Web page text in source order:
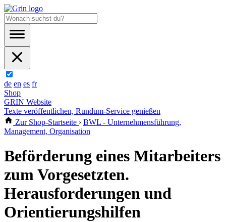
de en es fr
Shop
GRIN Website
Texte veröffentlichen, Rundum-Service genießen
Zur Shop-Startseite › BWL - Unternehmensführung,
Management, Organisation
Beförderung eines Mitarbeiters
zum Vorgesetzten.
Herausforderungen und
Orientierungshilfen